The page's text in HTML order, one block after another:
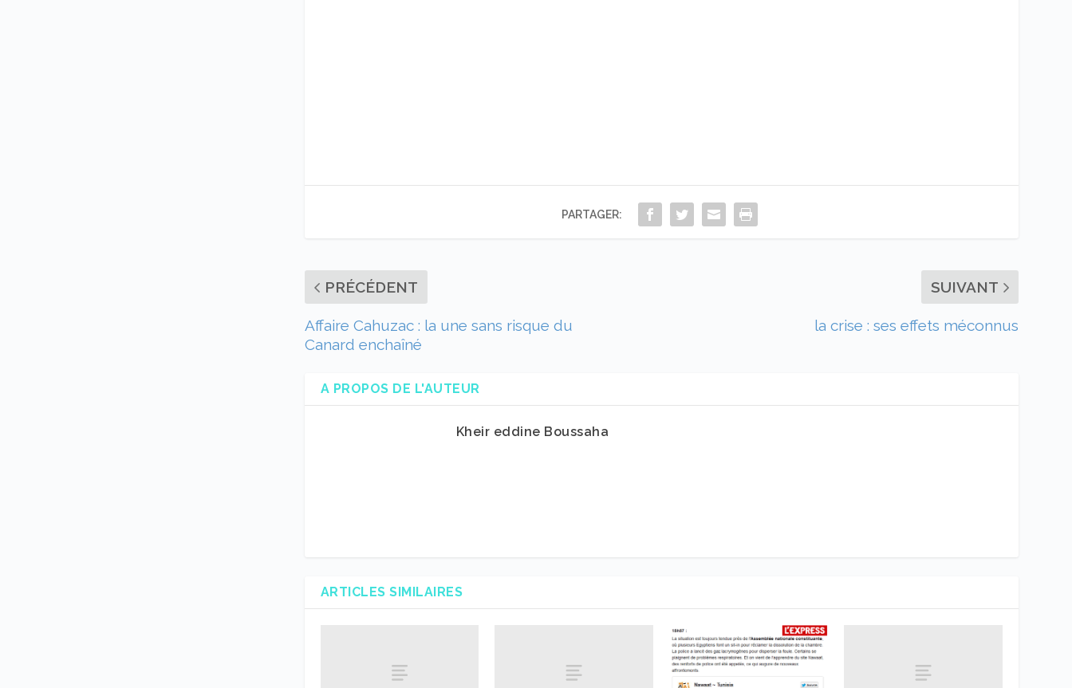
PARTAGER:
PRÉCÉDENT
Affaire Cahuzac : la une sans risque du
Canard enchaîné
SUIVANT
la crise : ses effets méconnus
A PROPOS DE L'AUTEUR
Kheir eddine Boussaha
ARTICLES SIMILAIRES